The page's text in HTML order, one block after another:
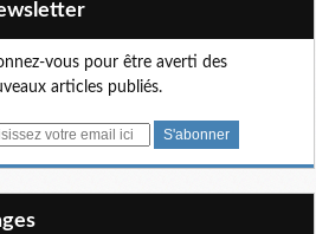
vous pour être averti des
articles publiés.